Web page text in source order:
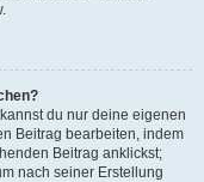
du nur deine eigenen
Beitrag bearbeiten, indem
Beitrag anklickst;
nach seiner Erstellung